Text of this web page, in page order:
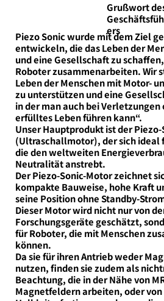
Grußwort
ers
Piezo Sonic wurde mit dem Ziel
entwickeln, die das Leben der
und eine Gesellschaft zu
Roboter zusammenarbeiten. Wir
Leben der Menschen mit Motor-
zu unterstützen und eine
in der man auch bei
erfülltes Leben führen kann“.
Unser Hauptprodukt ist der
(Ultraschallmotor), der sich ideal
die den weltweiten
Neutralität anstrebt.
Der Piezo-Sonic-Motor zeichnet
kompakte Bauweise, hohe Kraft
seine Position ohne Standby-
Dieser Motor wird nicht nur von
Forschungsgeräte geschätzt,
für Roboter, die mit Menschen
können.
Da sie für ihren Antrieb weder
nutzen, finden sie zudem als
Beachtung, die in der Nähe von
Magnetfeldern arbeiten, oder von